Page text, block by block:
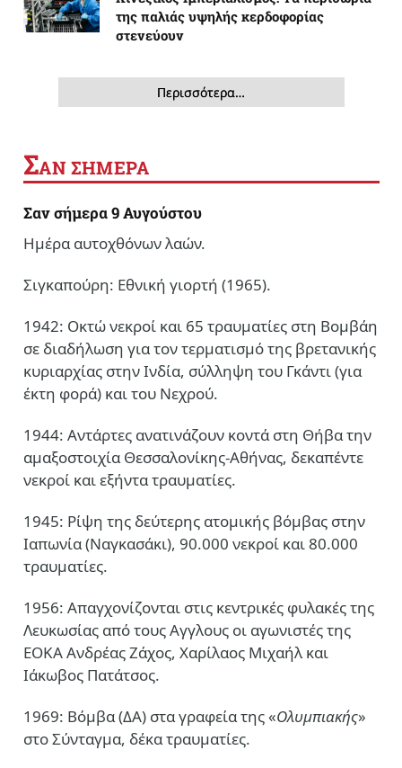
της παλιάς υψηλής κερδοφορίας
στενεύουν
Περισσότερα…
ΣΑΝ ΣΗΜΕΡΑ
Σαν σήμερα 9 Αυγούστου
Ημέρα αυτοχθόνων λαών.
Σιγκαπούρη: Εθνική γιορτή (1965).
1942: Οκτώ νεκροί και 65 τραυματίες στη Βομβάη
σε διαδήλωση για τον τερματισμό της βρετανικής
κυριαρχίας στην Ινδία, σύλληψη του Γκάντι (για
έκτη φορά) και του Νεχρού.
1944: Αντάρτες ανατινάζουν κοντά στη Θήβα την
αμαξοστοιχία Θεσσαλονίκης-Αθήνας, δεκαπέντε
νεκροί και εξήντα τραυματίες.
1945: Ρίψη της δεύτερης ατομικής βόμβας στην
Ιαπωνία (Ναγκασάκι), 90.000 νεκροί και 80.000
τραυματίες.
1956: Απαγχονίζονται στις κεντρικές φυλακές της
Λευκωσίας από τους Αγγλους οι αγωνιστές της
ΕΟΚΑ Ανδρέας Ζάχος, Χαρίλαος Μιχαήλ και
Ιάκωβος Πατάτσος.
1969: Βόμβα (ΔΑ) στα γραφεία της «Ολυμπιακής»
στο Σύνταγμα, δέκα τραυματίες.